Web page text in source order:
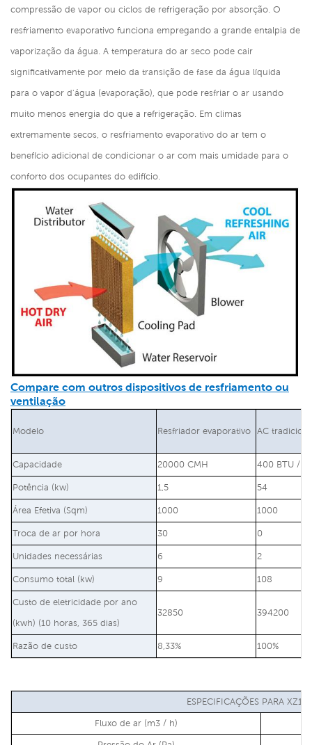
compressão de vapor ou ciclos de refrigeração por absorção. O
resfriamento evaporativo funciona empregando a grande entalpia de
vaporização da água. A temperatura do ar seco pode cair
significativamente por meio da transição de fase da água líquida
para o vapor d'água (evaporação), que pode resfriar o ar usando
muito menos energia do que a refrigeração. Em climas
extremamente secos, o resfriamento evaporativo do ar tem o
benefício adicional de condicionar o ar com mais umidade para o
conforto dos ocupantes do edifício.
Compare com outros dispositivos de resfriamento ou
ventilação
Modelo Resfriador evaporativo AC
Capacidade 20000 CMH 400 BTU / hr
Potência (kw) 1,5 54
Área Efetiva (Sqm) 1000 1000
Troca de ar por hora 30 0
Unidades necessárias 6 2
Consumo total (kw) 9 108
Custo de eletricidade por ano
(kwh) (10 horas, 365 dias)
32850 394200
Razão de custo 8,33% 100%
ESPECIFICAÇÕES PARA
Fluxo de ar (m3 / h)